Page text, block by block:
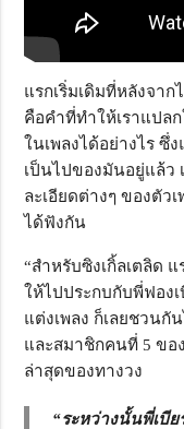
แรกเริ่มเดิมที่หลังจาก
คือคำที่ทำให้เราแปล
ในเพลงได้อย่างไร ซึ่
เป็นไปของมันอยู่แล้ว
ละเอียดต่างๆ ของตัว
ได้ฟังกัน
“สำหรับซิงเกิ้ลเตลิด
ให้ไปประกบกับพี่ฟอง
แต่งเพลง ก็เลยชวนกั
และสมาชิกคนที่ 5 ของ
ล่าสุดของทางวง
“ระหว่างนั้นพี่เบีย